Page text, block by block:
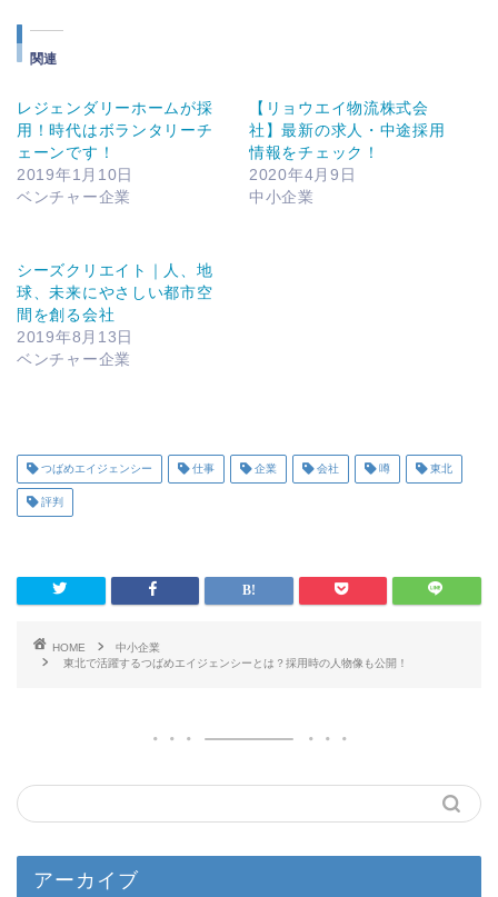
中…
関連
レジェンダリーホームが採
用！時代はボランタリーチ
ェーンです！
2019年1月10日
ベンチャー企業
【リョウエイ物流株式会
社】最新の求人・中途採用
情報をチェック！
2020年4月9日
中小企業
シーズクリエイト｜人、地
球、未来にやさしい都市空
間を創る会社
2019年8月13日
ベンチャー企業
つばめエイジェンシー 仕事 企業 会社 噂 東北
評判
HOME
中小企業
東北で活躍するつばめエイジェンシーとは？採用時の人物像も公開！
アーカイブ